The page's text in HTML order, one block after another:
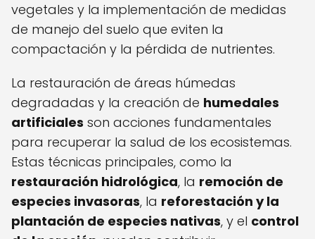
vegetales y la implementación de medidas
de manejo del suelo que eviten la
compactación y la pérdida de nutrientes.
La restauración de áreas húmedas
degradadas y la creación de humedales
artificiales son acciones fundamentales
para recuperar la salud de los ecosistemas.
Estas técnicas principales, como la
restauración hidrológica, la remoción de
especies invasoras, la reforestación y la
plantación de especies nativas, y el control